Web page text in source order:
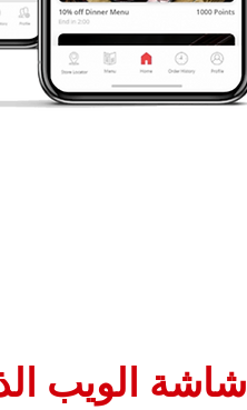
شاشة الويب